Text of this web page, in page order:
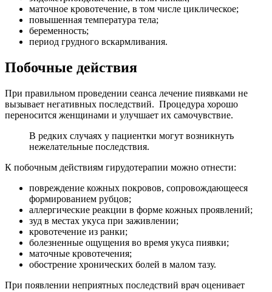
маточное кровотечение, в том числе циклическое;
повышенная температура тела;
беременность;
период грудного вскармливания.
Побочные действия
При правильном проведении сеанса лечение пиявками не
вызывает негативных последствий. Процедура хорошо
переносится женщинами и улучшает их самочувствие.
В редких случаях у пациентки могут возникнуть
нежелательные последствия.
К побочным действиям гирудотерапии можно отнести:
повреждение кожных покровов, сопровождающееся
формированием рубцов;
аллергические реакции в форме кожных проявлений;
зуд в местах укуса при заживлении;
кровотечение из ранки;
болезненные ощущения во время укуса пиявки;
маточные кровотечения;
обострение хронических болей в малом тазу.
При появлении неприятных последствий врач оценивает